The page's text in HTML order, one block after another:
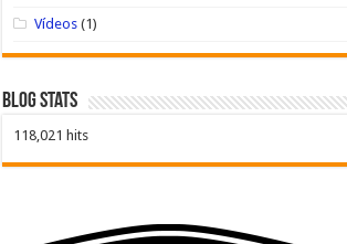
Vídeos (1)
Blog Stats
118,021 hits